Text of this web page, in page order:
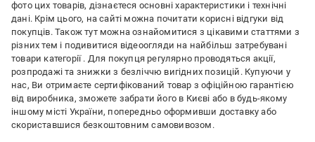
фото цих товарів, дізнаєтеся основні характеристики і технічні
дані. Крім цього, на сайті можна почитати корисні відгуки від
покупців. Також тут можна ознайомитися з цікавими статтями з
різних тем і подивитися відеоогляди на найбільш затребувані
товари категорії . Для покупця регулярно проводяться акції,
розпродажі та знижки з безліччю вигідних позицій. Купуючи у
нас, Ви отримаєте сертифікований товар з офіційною гарантією
від виробника, зможете забрати його в Києві або в будь-якому
іншому місті України, попередньо оформивши доставку або
скориставшися безкоштовним самовивозом.